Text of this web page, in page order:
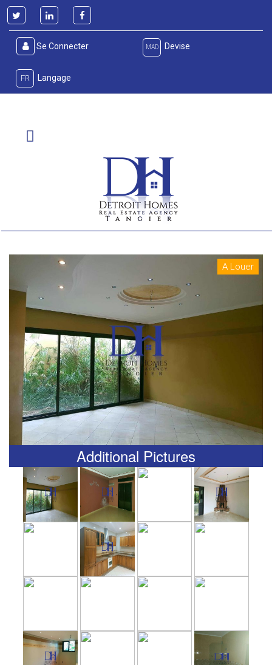
Se Connecter MAD Devise
FR Langage
A Louer
Additional Pictures